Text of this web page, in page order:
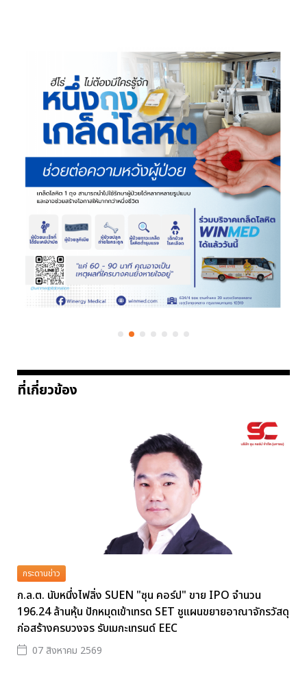
ที่เกี่ยวข้อง
กระดานข่าว
ก.ล.ต. นับหนึ่งไฟลิ่ง SUEN "ซุน คอร์ป" ขาย IPO จำนวน
196.24 ล้านหุ้น ปักหมุดเข้าเทรด SET ชูแผนขยายอาณาจักรวัสดุ
ก่อสร้างครบวงจร รับเมกะเทรนด์ EEC
07 สิงหาคม 2569